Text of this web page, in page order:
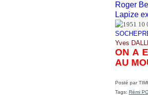
Roger
Lapize
Yves
ON A
AU
Posté par
Tags: Rémi